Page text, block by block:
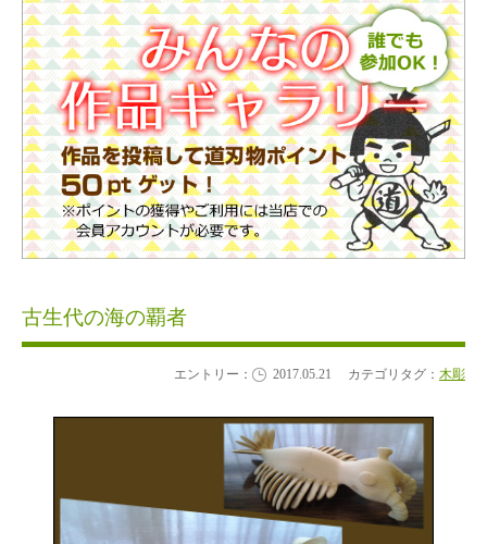
古生代の海の覇者
エントリー： 2017.05.21 カテゴリタグ： 木彫